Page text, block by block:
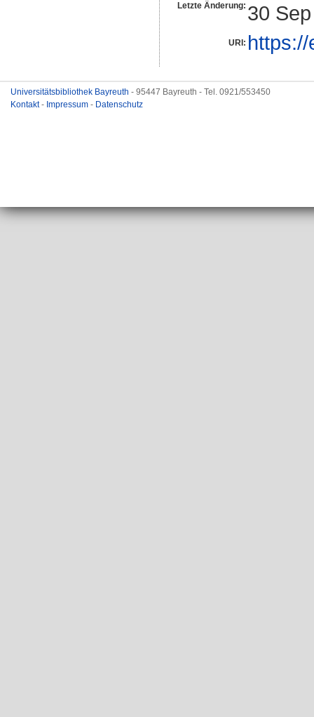
Letzte Änderung: 30
URI:
Universitätsbibliothek Bayreuth - 95447 Bayreuth - Tel. 0921/553450
Kontakt- Impressum - Datenschutz